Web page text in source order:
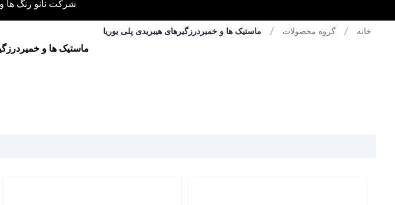
شرکت نانو رنگ
خانه گروه محصولات ماستیک ها و خمیردرزگیرهای هیبریدی پلی یوریا
ماستیک ها و